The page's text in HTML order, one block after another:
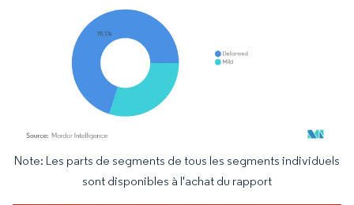
Image © Mordor Intelligence. La réutilisation nécessite une attribution sous CC BY
Note: Les parts de segments de tous les segments individuels
sont disponibles à l'achat du rapport